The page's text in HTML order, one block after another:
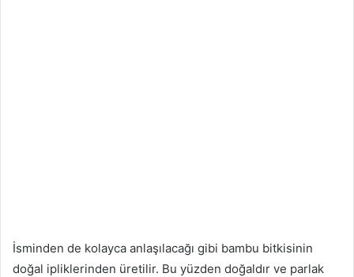
İsminden de kolayca anlaşılacağı gibi bambu bitkisinin
doğal ipliklerinden üretilir. Bu yüzden doğaldır ve parlak